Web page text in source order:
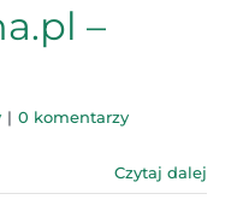
–
| 0 komentarzy
Czytaj dalej